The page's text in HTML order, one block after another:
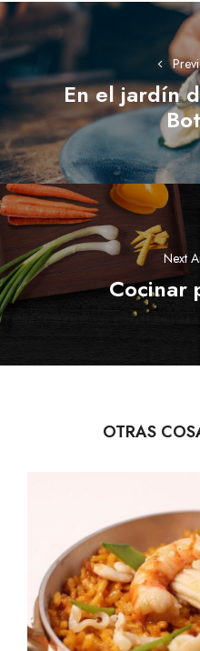
Navegación
de
entradasEn el jardín
Next
Cocinar
OTRAS